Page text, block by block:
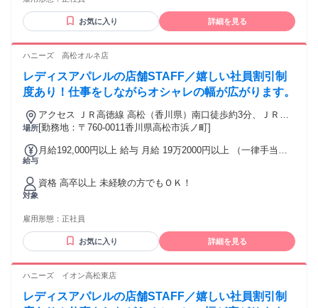
お持ちの方 ・ファッション雑貨店舗での接客販売経験をお持
ちの方 ・ファストファッションでの実務経験をお持ちの方 ・
ラグジュアリーブランドでの接客販売経験をお持ちの方 ・店
験をお持ちの方 【是非ご応募ください!】 ・ファッションに
関わる仕事がしたい方 ・服飾系学校を卒業している方 ・接客
大切にしながら働ける方 ・人と話すのが好きな方 ・人に喜ん
でもらえることが好きな方 ・ホテルや飲食店での接客経験を
Yamamoto）が好きな方
お気に入り 詳細を見る
ハニーズ 高松オルネ店
レディスアパレルの店舗STAFF／嬉しい社員割引制
度あり！仕事をしながらオシャレの幅が広がります。
場所
アクセス ＪＲ高徳線 高松（香川県）南口徒歩約3分、ＪＲ予
讃線 高松（香川県）南口徒歩約3分、連絡バス 高松（香川
[勤務地：〒760-0011香川県高松市浜ノ町]
給与
月給192,000円以上 給与 月給 19万2000円以上 （一律手当を
対象
資格 高卒以上 未経験の方でもＯＫ！
雇用形態： 正社員
お気に入り 詳細を見る
ハニーズ イオン高松東店
レディスアパレルの店舗STAFF／嬉しい社員割引制